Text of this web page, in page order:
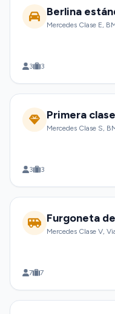
Berlina
Mercedes Clase E,
3 3
Primera clase
Mercedes Clase S,
3 3
Furgoneta
Mercedes Clase V,
7 7